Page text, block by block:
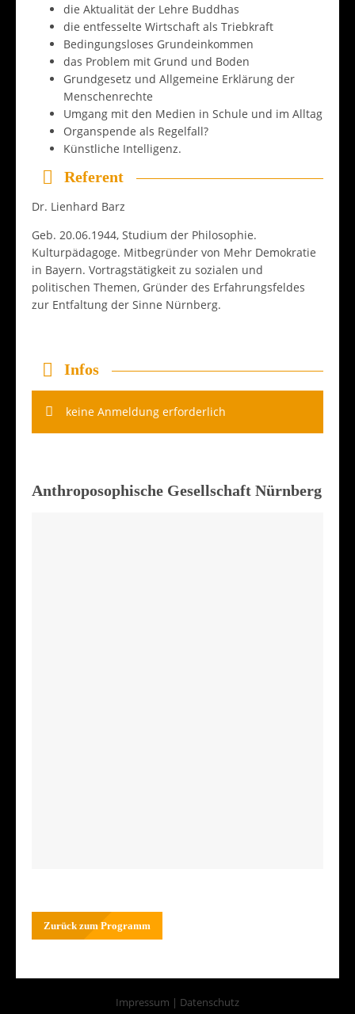
die Aktualität der Lehre Buddhas
die entfesselte Wirtschaft als Triebkraft
Bedingungsloses Grundeinkommen
das Problem mit Grund und Boden
Grundgesetz und Allgemeine Erklärung der
Menschenrechte
Umgang mit den Medien in Schule und im Alltag
Organspende als Regelfall?
Künstliche Intelligenz.
Referent
Dr. Lienhard Barz
Geb. 20.06.1944, Studium der Philosophie.
Kulturpädagoge. Mitbegründer von Mehr Demokratie
in Bayern. Vortragstätigkeit zu sozialen und
politischen Themen, Gründer des Erfahrungsfeldes
zur Entfaltung der Sinne Nürnberg.
Infos
keine Anmeldung erforderlich
Anthroposophische Gesellschaft Nürnberg
Zurück zum Programm
Impressum | Datenschutz